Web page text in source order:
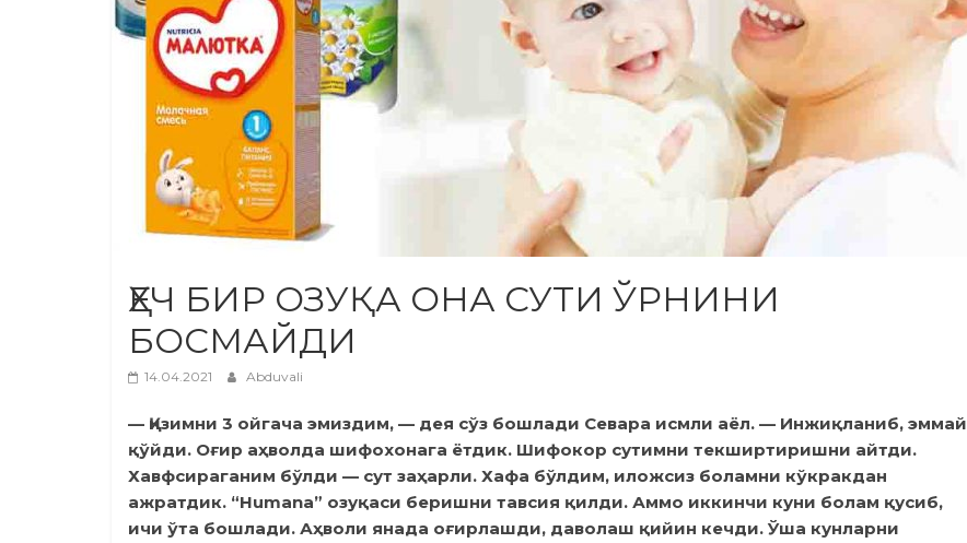
ҲЕЧ БИР ОЗУҚА ОНА СУТИ ЎРНИНИ
БОСМАЙДИ
14.04.2021 Abduvali
— Қизимни 3 ойгача эмиздим, — дея сўз бошлади Севара исмли аёл. — Инжиқланиб, эммай
қўйди. Оғир аҳволда шифохонага ётдик. Шифокор сутимни текширтиришни айтди.
Хавфсираганим бўлди — сут заҳарли. Хафа бўлдим, иложсиз боламни кўкракдан
ажратдик. “Humana” озуқаси беришни тавсия қилди. Аммо иккинчи куни болам қусиб,
ичи ўта бошлади. Аҳволи янада оғирлашди, даволаш қийин кечди. Ўша кунларни